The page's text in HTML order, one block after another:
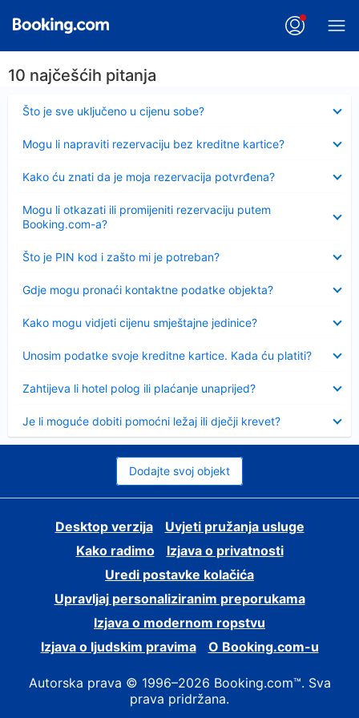
10 najčešćih pitanja
Što je sve uključeno u cijenu sobe?
Sažeto
Mogu li napraviti rezervaciju bez kreditne kartice?
Kako ću znati da je moja rezervacija potvrđena?
Mogu li otkazati ili promijeniti rezervaciju putem
Booking.com-a?
Što je PIN kod i zašto mi je potreban?
Sažeto
Gdje mogu pronaći kontaktne podatke objekta?
Kako mogu vidjeti cijenu smještajne jedinice?
Unosim podatke svoje kreditne kartice. Kada ću platiti?
Zahtijeva li hotel polog ili plaćanje unaprijed?
Je li moguće dobiti pomoćni ležaj ili dječji krevet?
Dodajte svoj objekt
Desktop verzija
Uvjeti pružanja usluge
Kako radimo
Izjava o privatnosti
Uredi postavke kolačića
Upravljaj personaliziranim preporukama
Izjava o modernom ropstvu
Izjava o ljudskim pravima
O Booking.com-u
Autorska prava © 1996–2026 Booking.com™. Sva
prava pridržana.